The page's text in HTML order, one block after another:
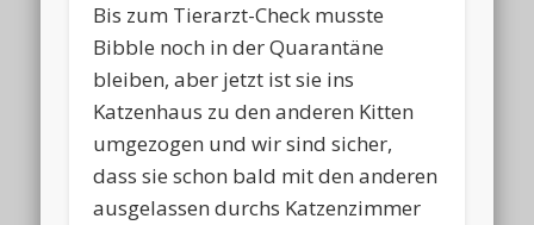
Bis zum Tierarzt-Check musste
Bibble noch in der Quarantäne
bleiben, aber jetzt ist sie ins
Katzenhaus zu den anderen Kitten
umgezogen und wir sind sicher,
dass sie schon bald mit den anderen
ausgelassen durchs Katzenzimmer